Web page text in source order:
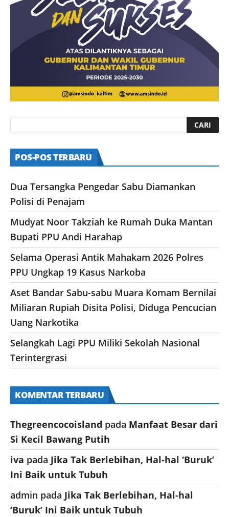
POS-POS TERBARU
Dua Tersangka Pengedar Sabu Diamankan
Polisi di Penajam
Mudyat Noor Takziah ke Rumah Duka Mantan
Bupati PPU Andi Harahap
Selama Operasi Antik Mahakam 2026 Polres
PPU Ungkap 19 Kasus Narkoba
Aset Bandar Sabu-sabu Muara Komam Bernilai
Miliaran Rupiah Disita Polisi, Diduga Pencucian
Uang Narkotika
Selangkah Lagi PPU Miliki Sekolah Nasional
Terintergrasi
KOMENTAR TERBARU
Thegreencocoisland pada Manfaat Besar dari
Si Kecil Bawang Putih
iva pada Jika Tak Berlebihan, Hal-hal ‘Buruk’
Ini Baik untuk Tubuh
admin pada Jika Tak Berlebihan, Hal-hal
‘Buruk’ Ini Baik untuk Tubuh